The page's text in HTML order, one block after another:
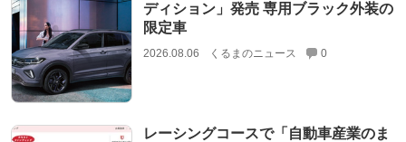
ディション」発売 専用ブラック外装の
限定車
2026.08.06 くるまのニュース 0
レーシングコースで「自動車産業のま